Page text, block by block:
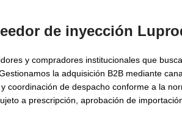
de inyección
y compradores institucionales que
la adquisición B2B mediante
de despacho conforme a la
a prescripción, aprobación de